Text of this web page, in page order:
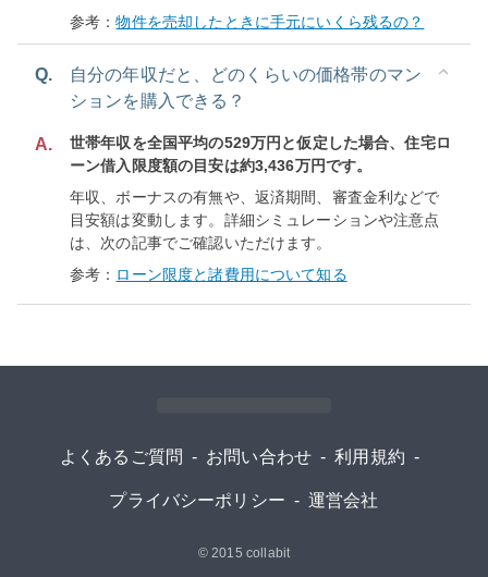
参考：物件を売却したときに手元にいくら残るの？
Q.
自分の年収だと、どのくらいの価格帯のマン
ションを購入できる？
A.
世帯年収を全国平均の529万円と仮定した場合、住宅ロ
ーン借入限度額の目安は約3,436万円です。
年収、ボーナスの有無や、返済期間、審査金利などで
目安額は変動します。詳細シミュレーションや注意点
は、次の記事でご確認いただけます。
参考： ローン限度と諸費用について知る
よくあるご質問 - お問い合わせ - 利用規約 -
プライバシーポリシー - 運営会社
© 2015 collabit